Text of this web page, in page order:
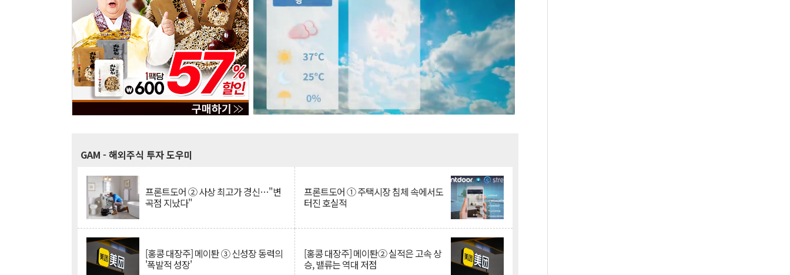
GAM - 해외주식 투자 도우미
프론트도어 ② 사상 최고가 경신…"변
곡점 지났다"
프론트도어 ① 주택시장 침체 속에서도
터진 호실적
[홍콩 대장주] 메이퇀 ③ 신성장 동력의
'폭발적 성장'
[홍콩 대장주] 메이퇀② 실적은 고속 상
승, 밸류는 역대 저점